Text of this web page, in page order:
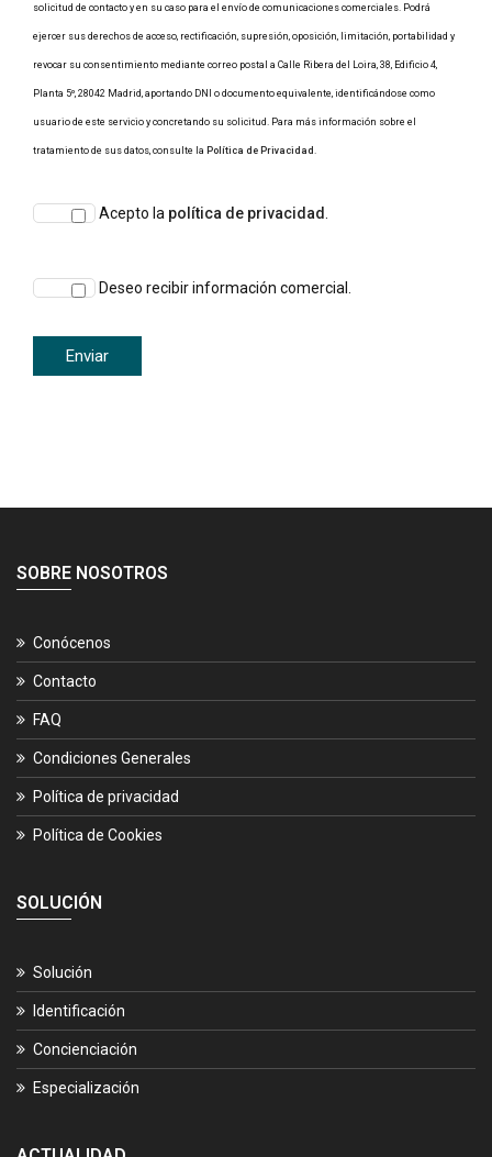
solicitud de contacto y en su caso para el envío de comunicaciones comerciales. Podrá
ejercer sus derechos de acceso, rectificación, supresión, oposición, limitación, portabilidad y
revocar su consentimiento mediante correo postal a Calle Ribera del Loira, 38, Edificio 4,
Planta 5º, 28042 Madrid, aportando DNI o documento equivalente, identificándose como
usuario de este servicio y concretando su solicitud. Para más información sobre el
tratamiento de sus datos, consulte la Política de Privacidad .
Acepto la política de privacidad.
Deseo recibir información comercial.
SOBRE NOSOTROS
Conócenos
Contacto
FAQ
Condiciones Generales
Política de privacidad
Política de Cookies
SOLUCIÓN
Solución
Identificación
Concienciación
Especialización